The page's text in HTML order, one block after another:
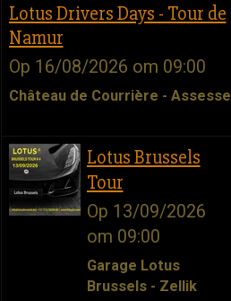
Lotus Drivers Days - Tour de
Namur
Op 16/08/2026 om 09:00
Château de Courrière - Assesse
Lotus Brussels
Tour
Op 13/09/2026
om 09:00
Garage Lotus
Brussels - Zellik